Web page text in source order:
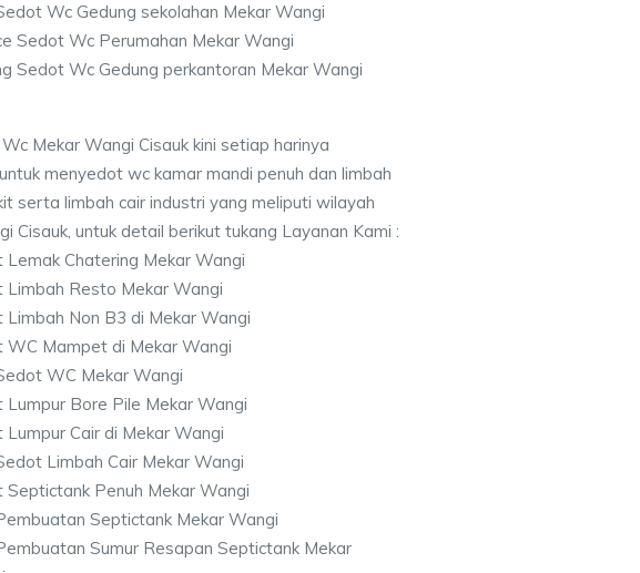
Wc Gedung sekolahan Mekar Wangi
Sedot Wc Perumahan Mekar Wangi
Sedot Wc Gedung perkantoran Mekar Wangi
Mekar Wangi Cisauk kini setiap harinya
menyedot wc kamar mandi penuh dan limbah
serta limbah cair industri yang meliputi wilayah
Cisauk, untuk detail berikut tukang Layanan Kami :
Lemak Chatering Mekar Wangi
Limbah Resto Mekar Wangi
Limbah Non B3 di Mekar Wangi
WC Mampet di Mekar Wangi
WC Mekar Wangi
Lumpur Bore Pile Mekar Wangi
Lumpur Cair di Mekar Wangi
Limbah Cair Mekar Wangi
Septictank Penuh Mekar Wangi
Septictank Mekar Wangi
Sumur Resapan Septictank Mekar